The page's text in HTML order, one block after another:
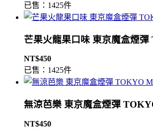
已售：1425件
芒果火龍果口味 東京魔盒煙
NT$450
已售：1425件
無涼芭樂 東京魔盒煙彈
NT$450